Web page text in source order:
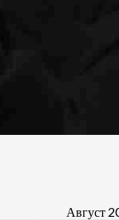
Август